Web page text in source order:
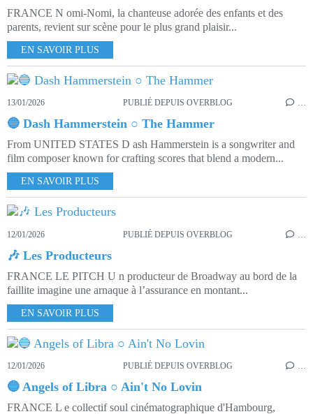
FRANCE N omi-Nomi, la chanteuse adorée des enfants et des
parents, revient sur scène pour le plus grand plaisir...
EN SAVOIR PLUS
13/01/2026 PUBLIÉ DEPUIS OVERBLOG …
🔵 Dash Hammerstein ○ The Hammer
From UNITED STATES D ash Hammerstein is a songwriter and
film composer known for crafting scores that blend a modern...
EN SAVOIR PLUS
12/01/2026 PUBLIÉ DEPUIS OVERBLOG
🎶 Les Producteurs
FRANCE LE PITCH U n producteur de Broadway au bord de la
faillite imagine une arnaque à l’assurance en montant...
EN SAVOIR PLUS
12/01/2026 PUBLIÉ DEPUIS OVERBLOG …
🔵 Angels of Libra ○ Ain't No Lovin
FRANCE L e collectif soul cinématographique d'Hambourg,